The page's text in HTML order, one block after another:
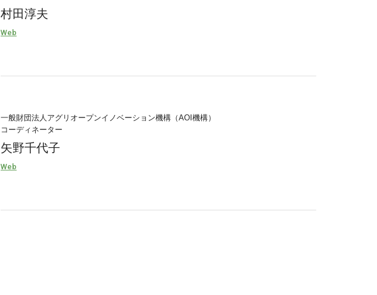
村田淳夫
Web
一般財団法人アグリオープンイノベーション機構（AOI機構）
コーディネーター
矢野千代子
Web